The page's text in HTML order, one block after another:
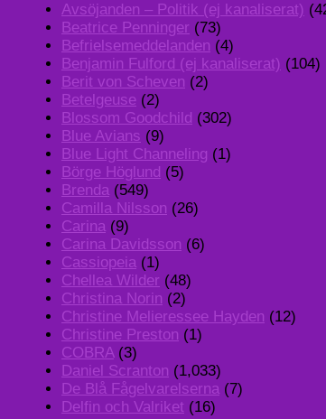
Avsöjanden – Politik (ej kanaliserat)
Beatrice Penninger (73)
Befrielsemeddelanden (4)
Benjamin Fulford (ej kanaliserat) (104)
Berit von Scheven (2)
Betelgeuse (2)
Blossom Goodchild (302)
Blue Avians (9)
Blue Light Channeling (1)
Börge Höglund (5)
Brenda (549)
Camilla Nilsson (26)
Carina (9)
Carina Davidsson (6)
Cassiopeia (1)
Chellea Wilder (48)
Christina Norin (2)
Christine Melieressee Hayden (12)
Christine Preston (1)
COBRA(3)
Daniel Scranton (1,033)
De Blå Fågelvarelserna (7)
Delfin och Valriket (16)